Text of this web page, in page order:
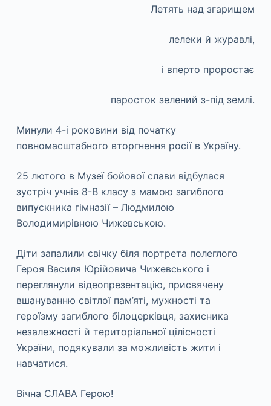
Летять над згарищем
лелеки й журавлі,
і вперто проростає
паросток зелений з-під землі.
Минули 4-і роковини від початку
повномасштабного вторгнення росії в Україну.
25 лютого в Музеї бойової слави відбулася
зустріч учнів 8-В класу з мамою загиблого
випускника гімназії – Людмилою
Володимирівною Чижевською.
Діти запалили свічку біля портрета полеглого
Героя Василя Юрійовича Чижевського і
переглянули відеопрезентацію, присвячену
вшануванню світлої пам’яті, мужності та
героїзму загиблого білоцерківця, захисника
незалежності й територіальної цілісності
України, подякували за можливість жити і
навчатися.
Вічна СЛАВА Герою!